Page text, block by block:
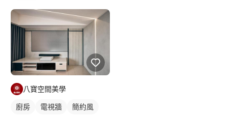
八寶空間美學
廚房 電視牆 簡約風